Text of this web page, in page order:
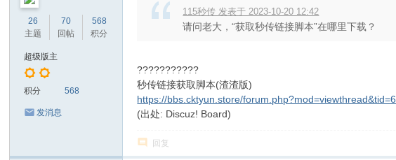
26
主题
70
回帖
568
积分
超级版主
积分 568
发消息
115秒传 发表于 2023-10-20 12:42
请问老大，“获取秒传链接脚本”在哪里下载？
???????????
秒传链接获取脚本(渣渣版)
https://bbs.cktyun.store/forum.php?mod=viewthread&tid=6
(出处: Discuz! Board)
回复